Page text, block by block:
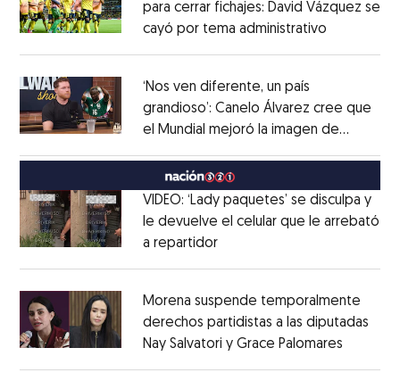
para cerrar fichajes: David Vázquez se
cayó por tema administrativo
‘Nos ven diferente, un país
grandioso’: Canelo Álvarez cree que
el Mundial mejoró la imagen de
MéxicoOpens in new window
VIDEO: ‘Lady paquetes’ se disculpa y
le devuelve el celular que le arrebató
a repartidorOpens in new window
Morena suspende temporalmente
derechos partidistas a las diputadas
Nay Salvatori y Grace Palomares